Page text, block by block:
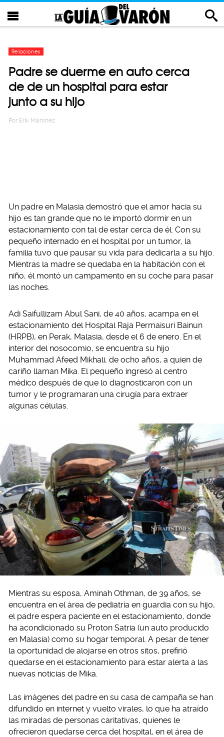
Relaciones
Padre se duerme en auto cerca
de de un hospital para estar
junto a su hijo
Por Erik Martinez
Un padre en Malasia demostró que el amor hacia su
hijo es tan grande que no le importó dormir en un
estacionamiento con tal de estar cerca de él. Con su
pequeño internado en el hospital por un tumor, la
familia tuvo que pausar su vida para dedicarla a su hijo.
Mientras la madre se quedaba en la habitación con el
niño, él montó un campamento en su coche para pasar
las noches.
Adi Saifullizam Abul Sani, de 40 años, acampa en el
estacionamiento del Hospital Raja Permaisuri Bainun
(HRPB), en Perak, Malasia, desde el 6 de enero. En el
interior del nosocomio, se encuentra su hijo
Muhammad Afeed Mikhali, de ocho años, a quien de
cariño llaman Mika. El pequeño ingresó al centro
médico después de que lo diagnosticaron con un
tumor y le programaran una cirugía para extraer
algunas células.
Mientras su esposa, Aminah Othman, de 39 años, se
encuentra en el área de pediatría en guardia con su hijo,
el padre espera paciente en el estacionamiento, donde
ha acondicionado su Proton Satria (un auto producido
en Malasia) como su hogar temporal. A pesar de tener
la oportunidad de alojarse en otros sitos, prefirió
quedarse en el estacionamiento para estar alerta a las
nuevas noticias de Mika.
Las imágenes del padre en su casa de campaña se han
difundido en internet y vuelto virales, lo que ha atraído
las miradas de personas caritativas, quienes le
ofrecieron quedarse cerca del hospital, en el área de